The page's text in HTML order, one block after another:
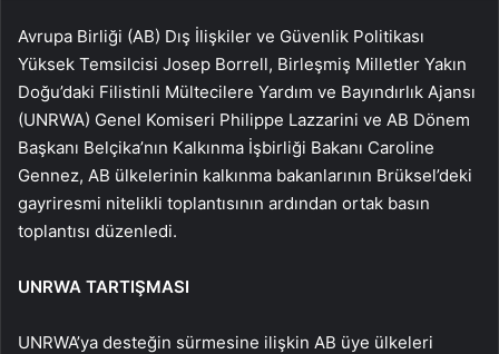
Avrupa Birliği (AB) Dış İlişkiler ve Güvenlik Politikası
Yüksek Temsilcisi Josep Borrell, Birleşmiş Milletler Yakın
Doğu’daki Filistinli Mültecilere Yardım ve Bayındırlık Ajansı
(UNRWA) Genel Komiseri Philippe Lazzarini ve AB Dönem
Başkanı Belçika’nın Kalkınma İşbirliği Bakanı Caroline
Gennez, AB ülkelerinin kalkınma bakanlarının Brüksel’deki
gayriresmi nitelikli toplantısının ardından ortak basın
toplantısı düzenledi.
UNRWA TARTIŞMASI
UNRWA’ya desteğin sürmesine ilişkin AB üye ülkeleri